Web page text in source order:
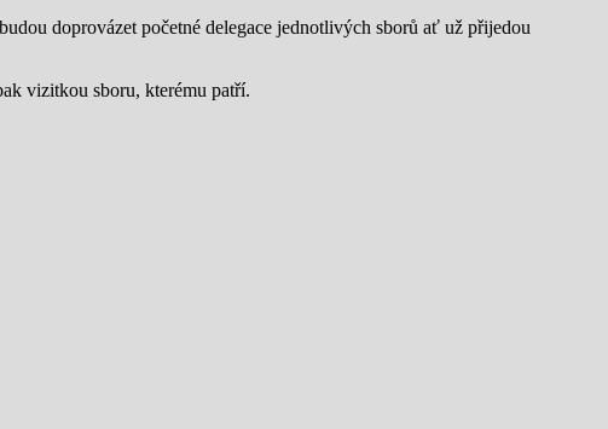
doprovázet početné delegace jednotlivých sborů ať už přijedou
vizitkou sboru, kterému patří.